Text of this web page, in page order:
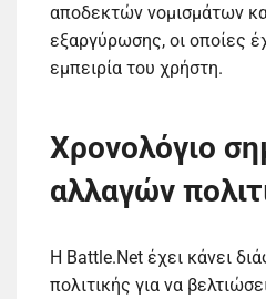
αποδεκτών νομισμάτων
εξαργύρωσης, οι οποίες
εμπειρία του χρήστη.
Χρονολόγιο
αλλαγών
Η Battle.Net έχει κάνει
πολιτικής για να